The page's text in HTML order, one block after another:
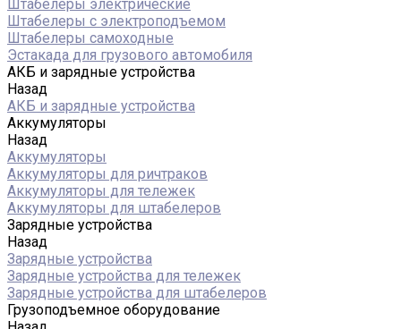
Штабелеры электрические
Штабелеры с электроподъемом
Штабелеры самоходные
Эстакада для грузового автомобиля
АКБ и зарядные устройства
Назад
АКБ и зарядные устройства
Аккумуляторы
Назад
Аккумуляторы
Аккумуляторы для ричтраков
Аккумуляторы для тележек
Аккумуляторы для штабелеров
Зарядные устройства
Назад
Зарядные устройства
Зарядные устройства для тележек
Зарядные устройства для штабелеров
Грузоподъемное оборудование